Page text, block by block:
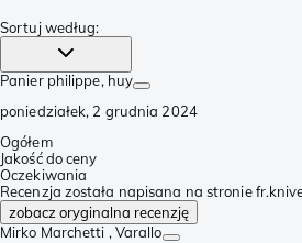
Sortuj według:
Panier philippe, huy
poniedziałek, 2 grudnia 2024
Ogółem
Jakość do ceny
Oczekiwania
Recenzja została napisana na stronie
zobacz oryginalna recenzję
Mirko Marchetti , Varallo